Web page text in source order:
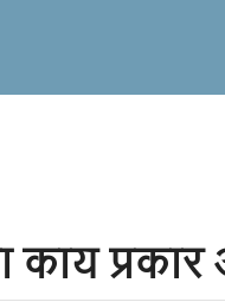
काय